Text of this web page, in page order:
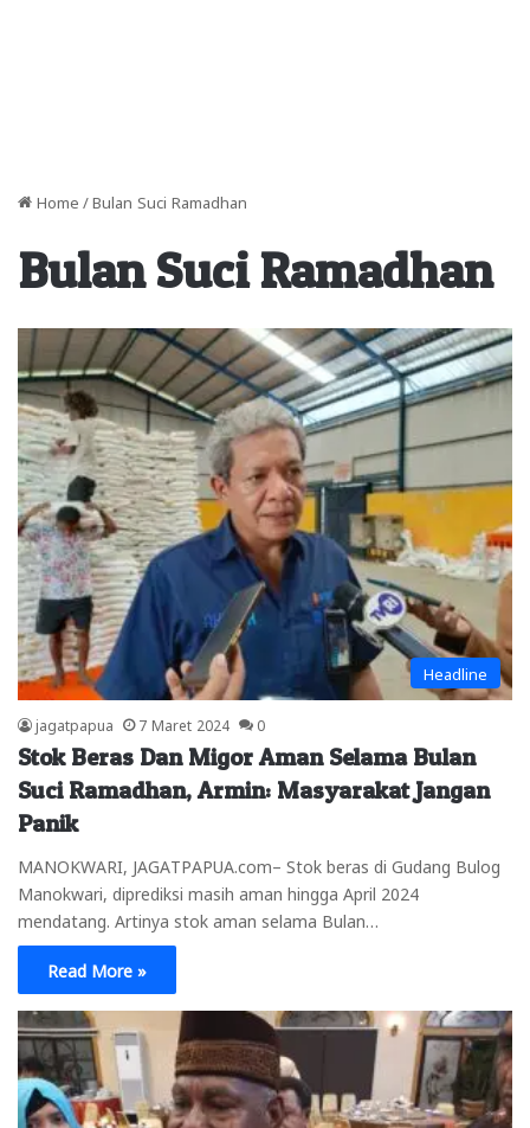
Home / Bulan Suci Ramadhan
Bulan Suci Ramadhan
Headline
jagatpapua 7 Maret 2024 0
Stok Beras Dan Migor Aman Selama Bulan
Suci Ramadhan, Armin: Masyarakat Jangan
Panik
MANOKWARI, JAGATPAPUA.com– Stok beras di Gudang Bulog
Manokwari, diprediksi masih aman hingga April 2024
mendatang. Artinya stok aman selama Bulan…
Read More »